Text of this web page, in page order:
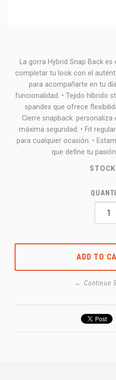
La gorra Hybrid Snap Back
completar tu look con el
para acompañarte en tu
funcionalidad. • Tejido híbrido
spandex que ofrece
Cierre snapback:
máxima seguridad. • Fit
para cualquier ocasión. •
que define tu
ADD TO
← Continue